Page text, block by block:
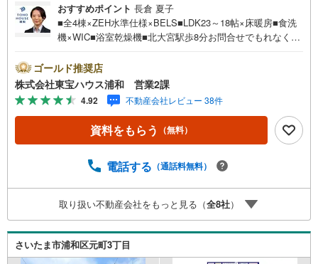
おすすめポイント 長倉 夏子
■全4棟×ZEH水準仕様×BELS■LDK23～18帖×床暖房■食洗
機×WIC■浴室乾燥機■北大宮駅歩8分お問合せでもれなく
（年中無休）こちらの時間帯はお電話でのお問い合わせが
スムーズにご案内できますぜひお気軽にご連絡下さい！東
宝ハウスライフソリューションズグループ 東宝ハウス浦
和 特別提携金利〔一例〕東宝ハウス浦和の住宅ローン■変
動金利全期間引下げプラン⇒住宅ローン金利優遇割の最大
適用《0.89％》と某信用金庫金利1.275％の比較借入金4000
実行分まで（審査・要件があります）◇TOHO HOUSE CL
が直接ご対応ライフプランニング、かけつけサポート、Clu
b Offプレミアムなど多彩なサービスがございます
ゴールド推奨店
株式会社東宝ハウス浦和 営業2課
4.92 不動産会社レビュー 38件
資料をもらう （無料）
電話する （通話料無料）
取り扱い不動産会社をもっと見る（全8社）
さいたま市浦和区元町3丁目